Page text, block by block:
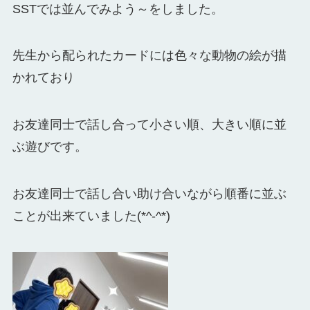
SSTでは並んでみよう～をしました。
先生から配られたカードには色々な動物の絵が描
かれており
お友達同士で話し合って小さい順、大きい順に並
ぶ遊びです。
お友達同士で話し合い助け合いながら順番に並ぶ
ことが出来ていました(*^-^*)